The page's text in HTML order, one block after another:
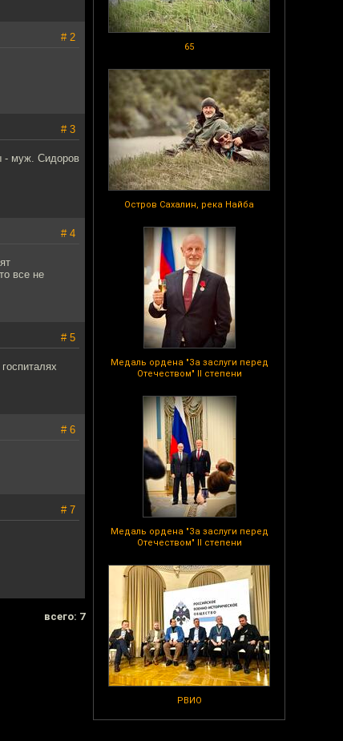
65
Остров Сахалин, река Найба
Медаль ордена "За заслуги перед
Отечеством" II степени
Медаль ордена "За заслуги перед
Отечеством" II степени
РВИО
# 2
# 3
- муж. Сидоров
# 4
все не
# 5
# 6
# 7
всего: 7